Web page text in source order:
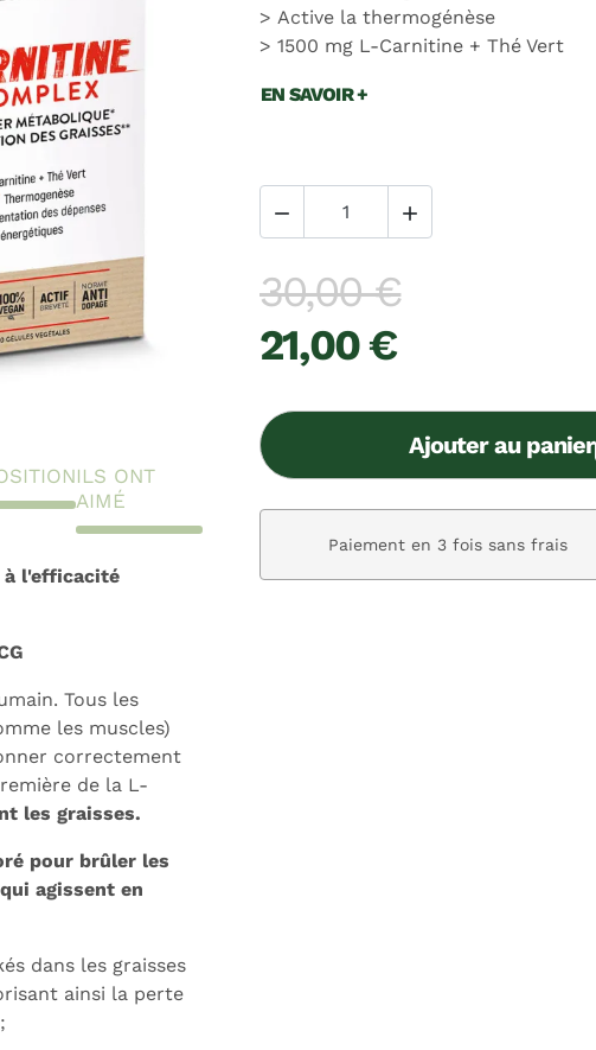
Active la thermogénèse
1500 mg L-Carnitine + Thé Vert
EN SAVOIR +
 
30,00 €
21,00 €
Ajouter au panier
Paiement en 3 fois sans frais
ILS ONT
AIMÉ
à l'efficacité
Tous les
les muscles)
correctement
de la L-
les graisses.
pour brûler les
agissent en
dans les graisses
ainsi la perte